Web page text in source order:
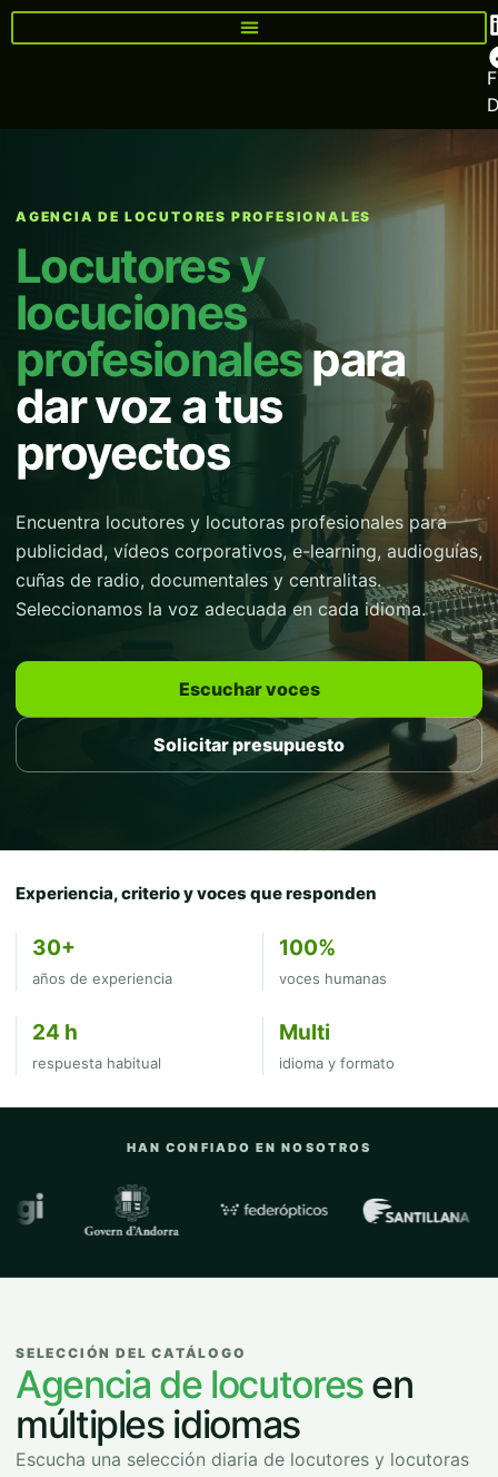
AGENCIA DE LOCUTORES PROFESIONALES
Locutores y
locuciones
profesionalespara
dar voz a tus
proyectos
Encuentra locutores y locutoras profesionales para
publicidad, vídeos corporativos, e-learning, audioguías,
cuñas de radio, documentales y centralitas.
Seleccionamos la voz adecuada en cada idioma.
Escuchar voces
Solicitar presupuesto
Experiencia, criterio y voces que responden
30+
años de experiencia
100%
voces humanas
24 h
respuesta habitual
Multi
idioma y formato
HAN CONFIADO EN NOSOTROS
Empresas y organizaciones con las
SELECCIÓN DEL CATÁLOGO
Agencia de locutoresen
múltiples idiomas
Escucha una selección diaria de locutores y locutoras